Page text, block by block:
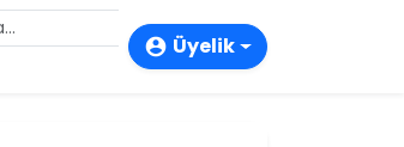
account_circle Üyelik